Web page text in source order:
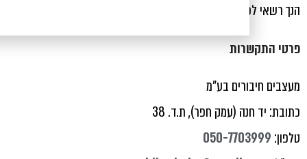
הנך רשאי לפנות בבקשה לתקן או למחוק אותו.
פרטי התקשרות
מעצבים חיבורים בע"מ
כתובת: יד חנה (עמק חפר), ת.ד. 38
טלפון: 050-7703999